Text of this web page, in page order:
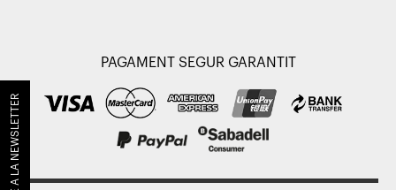
PAGAMENT SEGUR GARANTIT